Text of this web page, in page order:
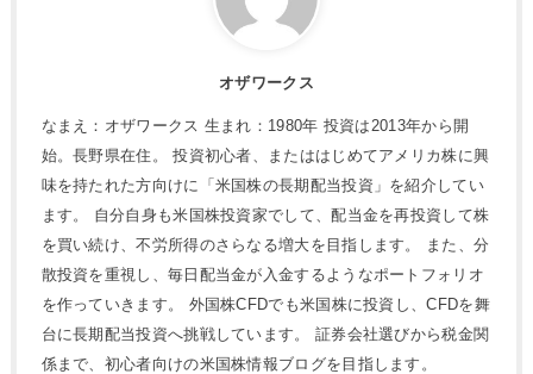
オザワークス
なまえ：オザワークス 生まれ：1980年 投資は2013年から開
始。長野県在住。 投資初心者、またははじめてアメリカ株に興
味を持たれた方向けに「米国株の長期配当投資」を紹介してい
ます。 自分自身も米国株投資家でして、配当金を再投資して株
を買い続け、不労所得のさらなる増大を目指します。 また、分
散投資を重視し、毎日配当金が入金するようなポートフォリオ
を作っていきます。 外国株CFDでも米国株に投資し、CFDを舞
台に長期配当投資へ挑戦しています。 証券会社選びから税金関
係まで、初心者向けの米国株情報ブログを目指します。